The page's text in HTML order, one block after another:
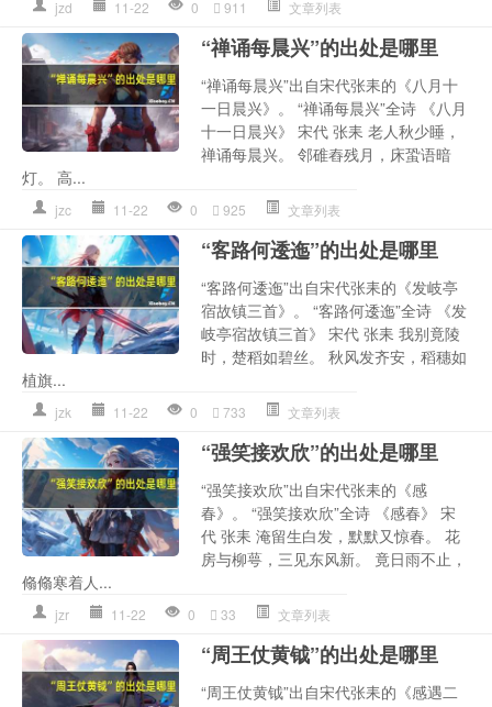
jzd 11-22 0 911 文章列表
“禅诵每晨兴”的出处是哪里
“禅诵每晨兴”出自宋代张耒的《八月十
一日晨兴》。 “禅诵每晨兴”全诗 《八月
十一日晨兴》 宋代 张耒 老人秋少睡，
禅诵每晨兴。 邻碓舂残月，床蛩语暗
灯。 高...
jzc 11-22 0 925 文章列表
“客路何逶迤”的出处是哪里
“客路何逶迤”出自宋代张耒的《发岐亭
宿故镇三首》。 “客路何逶迤”全诗 《发
岐亭宿故镇三首》 宋代 张耒 我别竟陵
时，楚稻如碧丝。 秋风发齐安，稻穗如
植旗...
jzk 11-22 0 733 文章列表
“强笑接欢欣”的出处是哪里
“强笑接欢欣”出自宋代张耒的《感
春》。 “强笑接欢欣”全诗 《感春》 宋
代 张耒 淹留生白发，默默又惊春。 花
房与柳萼，三见东风新。 竟日雨不止，
翛翛寒着人...
jzr 11-22 0 33 文章列表
“周王仗黄钺”的出处是哪里
“周王仗黄钺”出自宋代张耒的《感遇二